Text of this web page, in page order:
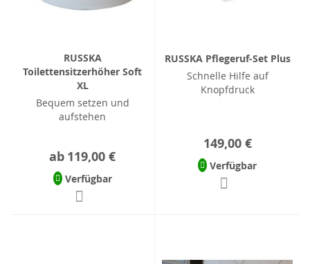
RUSSKA
Toilettensitzerhöher Soft
XL
Bequem setzen und
aufstehen
ab 119,00 €
Verfügbar
RUSSKA Pflegeruf-Set Plus
Schnelle Hilfe auf
Knopfdruck
149,00 €
Verfügbar